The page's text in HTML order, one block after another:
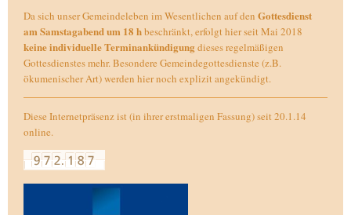
Da sich unser Gemeindeleben im Wesentlichen auf den Gottesdienst
am Samstagabend um 18 hbeschränkt, erfolgt hier seit Mai 2018
keine individuelle Terminankündigungdieses regelmäßigen
Gottesdienstes mehr. Besondere Gemeindegottesdienste (z.B.
ökumenischer Art) werden hier noch explizit angekündigt.
Diese Internetpräsenz ist (in ihrer erstmaligen Fassung) seit 20.1.14
online.